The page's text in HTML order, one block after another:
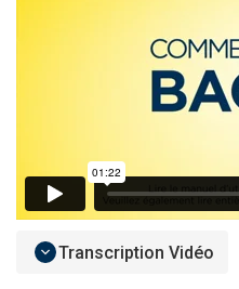
Transcription Vidéo